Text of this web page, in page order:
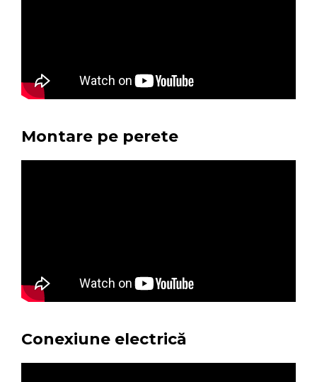
Montare pe perete
Conexiune electrică